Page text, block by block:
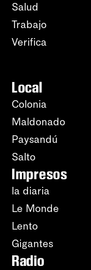
Salud
Trabajo
Verifica
Local
Colonia
Maldonado
Paysandú
Salto
Impresos
la diaria
Le Monde
Lento
Gigantes
Radio